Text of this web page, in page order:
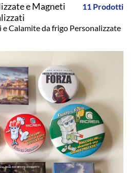
11 Prodotti
e Magneti
Calamite da frigo Personalizzate